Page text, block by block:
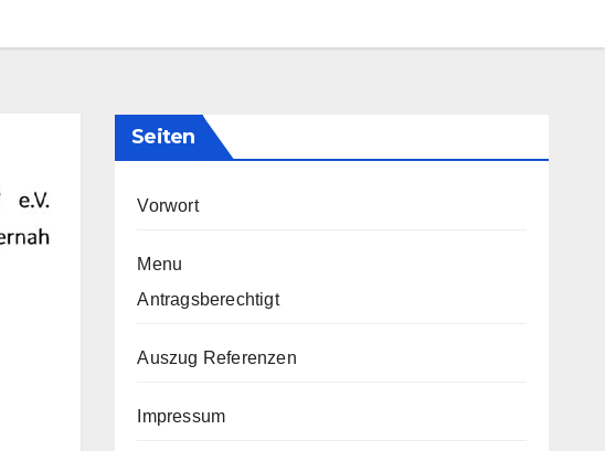
Seiten
Vorwort
Menu
Antragsberechtigt
Auszug Referenzen
Impressum